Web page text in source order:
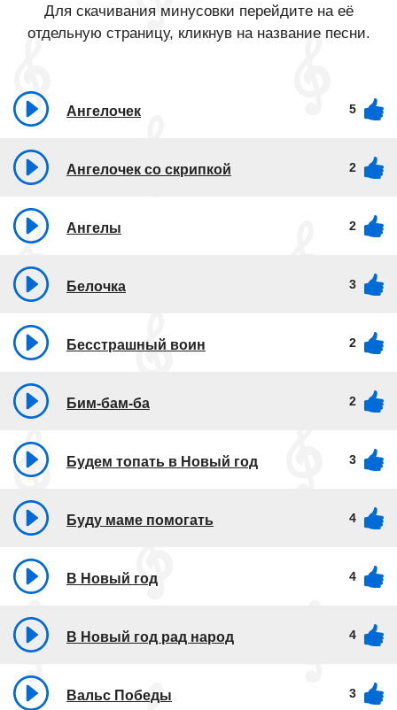
Для скачивания минусовки перейдите на её
отдельную страницу, кликнув на название песни.
Ангелочек 5
Ангелочек со скрипкой 2
Ангелы 2
Белочка 3
Бесстрашный воин 2
Бим-бам-ба 2
Будем топать в Новый год 3
Буду маме помогать 4
В Новый год 4
В Новый год рад народ 4
Вальс Победы 3